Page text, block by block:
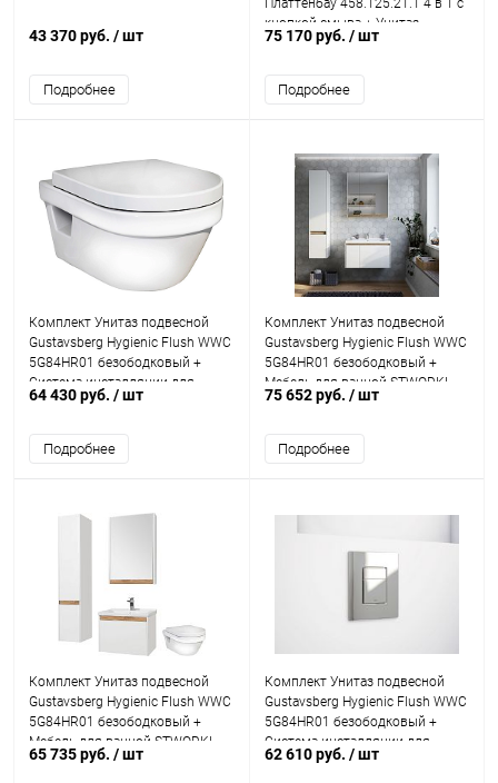
43 370 руб. / шт
Подробнее
Платтенбау 458.125.21.1 4 в 1 с
кнопкой смыва + Унитаз
подвесной Gustavsberg Estetic
75 170 руб. / шт
Подробнее
Комплект Унитаз подвесной
Gustavsberg Hygienic Flush WWC
5G84HR01 безободковый +
Система инсталляции для
унитазов Grohe Rapid SL
64 430 руб. / шт
Подробнее
Комплект Унитаз подвесной
Gustavsberg Hygienic Flush WWC
5G84HR01 безободковый +
Мебель для ванной STWORKI
Стокгольм 80
75 652 руб. / шт
Подробнее
Комплект Унитаз подвесной
Gustavsberg Hygienic Flush WWC
5G84HR01 безободковый +
Мебель для ванной STWORKI
Стокгольм 60
65 735 руб. / шт
Комплект Унитаз подвесной
Gustavsberg Hygienic Flush WWC
5G84HR01 безободковый +
Система инсталляции для
унитазов Grohe Rapid SL
62 610 руб. / шт